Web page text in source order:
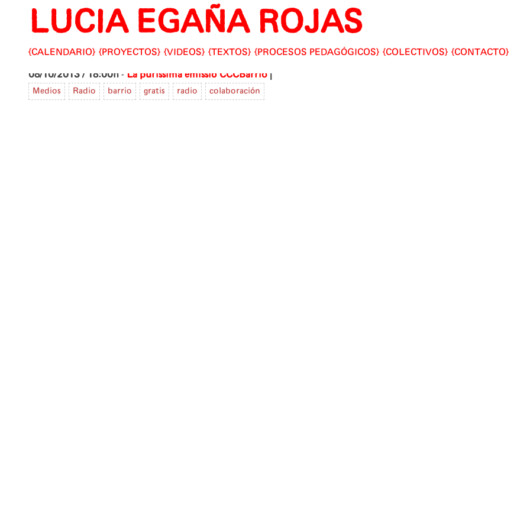
Skip
content
LUCIA EGAÑA ROJAS
CALENDARIO PROYECTOS VIDEOS TEXTOS PROCESOS PEDAGÓGICOS COLECTIVOS CONTACTO
08/10/2013 / 18:00h - La purissima emissió CCCBarrio |
Medios Radio barrio gratis radio colaboración